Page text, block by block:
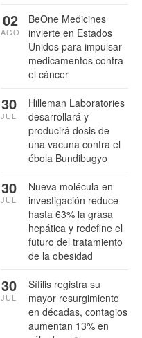
BeOne Medicines
invierte en Estados
Unidos para impulsar
medicamentos contra
el cáncer
02
AGO
Hilleman Laboratories
desarrollará y
producirá dosis de
una vacuna contra el
ébola Bundibugyo
30
JUL
Nueva molécula en
investigación reduce
hasta 63% la grasa
hepática y redefine el
futuro del tratamiento
de la obesidad
30
JUL
Sífilis registra su
mayor resurgimiento
en décadas, contagios
aumentan 13% en
30
JUL